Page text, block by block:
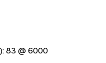
83 @ 6000